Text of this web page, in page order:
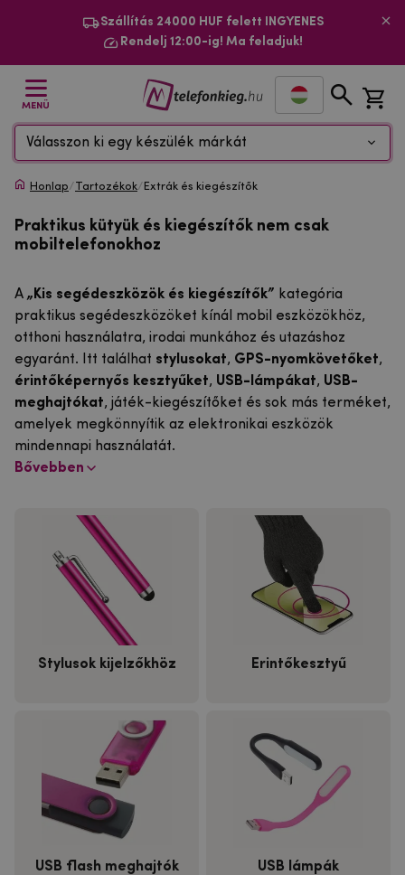
Szállítás 24000 HUF felett INGYENES
Rendelj 12:00-ig! Ma feladjuk!
MENÜ
Válasszon ki egy készülék márkát
Honlap/Tartozékok/ Extrák és kiegészítők
Praktikus kütyük és kiegészítők nem csak
mobiltelefonokhoz
A „Kis segédeszközök és kiegészítők” kategória
praktikus segédeszközöket kínál mobil eszközökhöz,
otthoni használatra, irodai munkához és utazáshoz
egyaránt. Itt találhat stylusokat, GPS-nyomkövetőket,
érintőképernyős kesztyűket, USB-lámpákat, USB-
meghajtókat, játék-kiegészítőket és sok más terméket,
amelyek megkönnyítik az elektronikai eszközök
mindennapi használatát.
Bővebben
Stylusok kijelzőkhöz Érintőkesztyű
USB flash meghajtók USB lámpák